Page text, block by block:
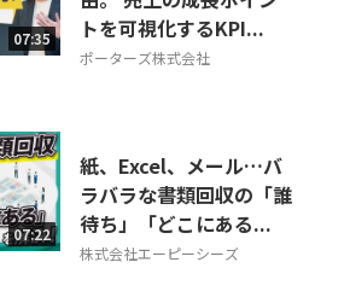
07:35
トを可視化するKPI...
ポーターズ株式会社
07:22
紙、Excel、メール…バ
ラバラな書類回収の「誰
待ち」「どこにある...
株式会社エーピーシーズ